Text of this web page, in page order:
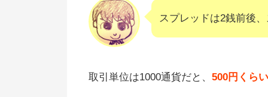
スプレッドは2銭前後
取引単位は1000通貨だと、 500円くら